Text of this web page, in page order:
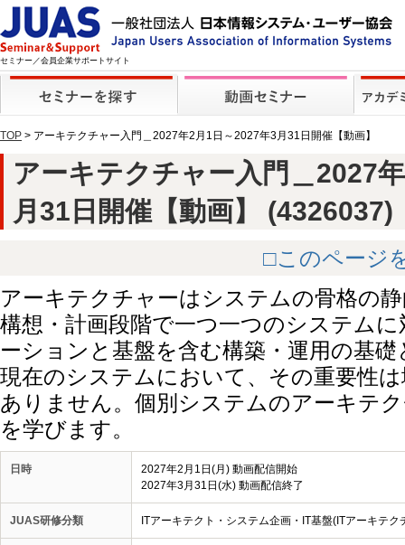
セミナー／会員企業サポートサイト
TOP > アーキテクチャー入門＿2027年2月1日～2027年3月31日開催【動画】
アーキテクチャー入門＿2027
月31日開催【動画】 (4326037)
□このページ
アーキテクチャーはシステムの骨格の
構想・計画段階で一つ一つのシステム
ーションと基盤を含む構築・運用の基
現在のシステムにおいて、その重要性
ありません。個別システムのアーキテ
を学びます。
日時
2027年2月1日(月) 動画配信開始
2027年3月31日(水) 動画配信終了
JUAS研修分類 ITアーキテクト・システム企画・IT基盤(ITアーキテク